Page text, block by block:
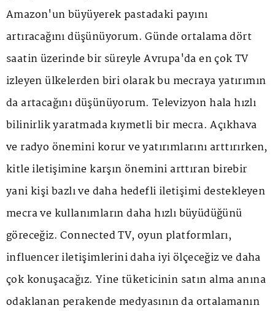
Amazon'un büyüyerek pastadaki payını
artıracağını düşünüyorum. Günde ortalama dört
saatin üzerinde bir süreyle Avrupa'da en çok TV
izleyen ülkelerden biri olarak bu mecraya yatırımın
da artacağını düşünüyorum. Televizyon hala hızlı
bilinirlik yaratmada kıymetli bir mecra. Açıkhava
ve radyo önemini korur ve yatırımlarını arttırırken,
kitle iletişimine karşın önemini arttıran birebir
yani kişi bazlı ve daha hedefli iletişimi destekleyen
mecra ve kullanımların daha hızlı büyüdüğünü
göreceğiz. Connected TV, oyun platformları,
influencer iletişimlerini daha iyi ölçeceğiz ve daha
çok konuşacağız. Yine tüketicinin satın alma anına
odaklanan perakende medyasının da ortalamanın